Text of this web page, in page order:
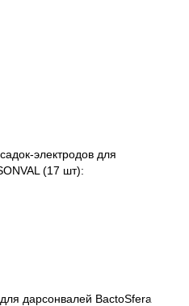
электродов для
(17 шт):